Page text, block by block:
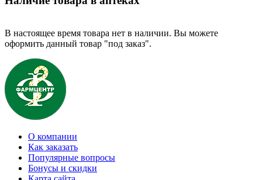
В настоящее время товара нет в наличии. Вы можете
оформить данный товар "под заказ".
О компании
Как заказать
Популярные вопросы
Бонусы и скидки